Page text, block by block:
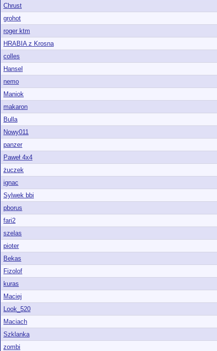
Chrust
grohot
roger ktm
HRABIA z Krosna
colles
Hansel
nemo
Maniok
makaron
Bulla
Nowy011
panzer
Paweł 4x4
żuczek
ignac
Sylwek bbi
pborus
fari2
szelas
pioter
Bekas
Fizolof
kuras
Maciej
Look_520
Maciach
Szklanka
zombi